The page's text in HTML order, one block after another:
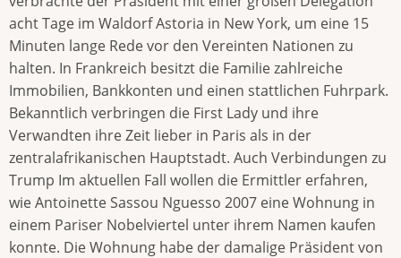
acht Tage im Waldorf Astoria in New York, um eine 15
Minuten lange Rede vor den Vereinten Nationen zu
halten. In Frankreich besitzt die Familie zahlreiche
Immobilien, Bank­konten und einen stattlichen Fuhrpark.
Bekanntlich verbringen die First Lady und ihre
Verwandten ihre Zeit lieber in Paris als in der
zentralafrikanischen Hauptstadt. Auch Verbindungen zu
Trump Im aktuellen Fall wollen die Ermittler erfahren,
wie Antoinette Sassou Nguesso 2007 eine Wohnung in
einem Pariser Nobelviertel unter ihrem Namen kaufen
konnte. Die Wohnung habe der damalige Präsident von